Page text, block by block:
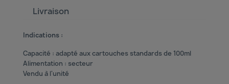
Livraison
Indications :
Capacité : adapté aux cartouches standards de 100ml
Alimentation : secteur
Vendu à l'unité